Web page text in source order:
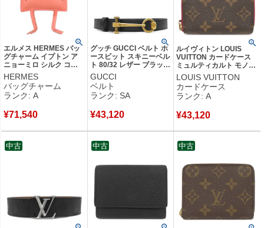
エルメス HERMES バッ
グチャーム イプトン ア
ニョーミロ シルク コッ
トン ローズキャンディ
HIBOUTON フクロウ
Petit h プティアッシュ
【箱】 【中古】中古美品
HERMES
バッグチャーム
ランク: A
¥71,540
グッチ GUCCI ベルト ホ
ースビット スキニーベル
ト 80/32 レザー ブラック
ゴールド金具 黒 309898
【中古】新品同様品
GUCCI
ベルト
ランク: SA
¥43,120
ルイヴィトン LOUIS
VUITTON カードケース
ミュルティカルト モノグ
ラムキャンバス フューシ
ャ ゴールド金具 茶 名刺
入れ コインケース
M61299 SP4145 【中
LOUIS VUITTON
カードケース
ランク: A
¥43,120
中古 中古 中古